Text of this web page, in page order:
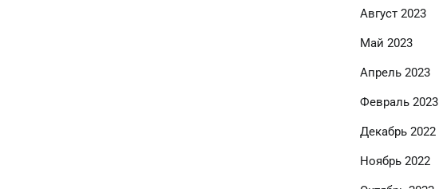
Август 2023
Май 2023
Апрель 2023
Февраль 2023
Декабрь 2022
Ноябрь 2022